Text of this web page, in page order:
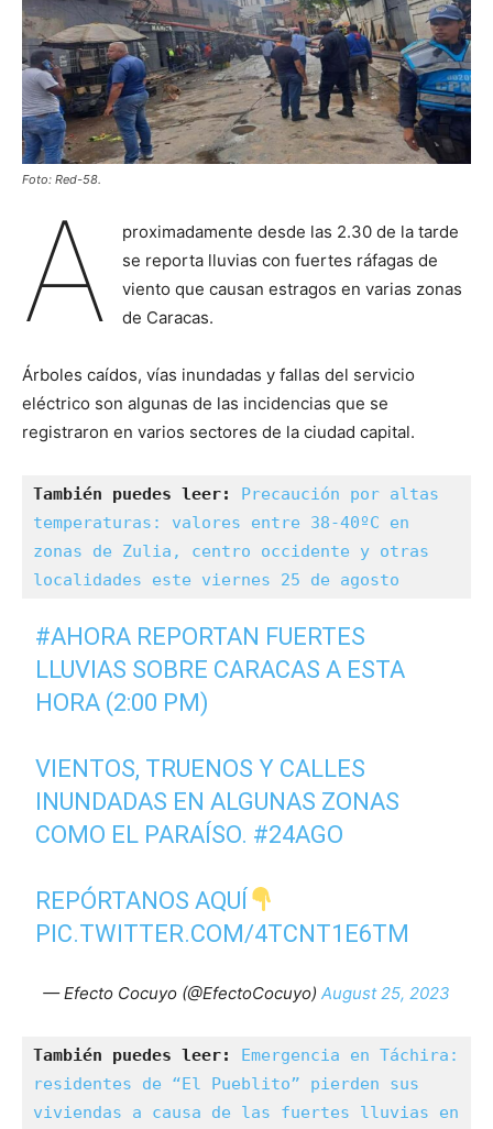
Foto: Red-58.
A
proximadamente desde las 2.30 de la tarde
se reporta lluvias con fuertes ráfagas de
viento que causan estragos en varias zonas
de Caracas.
Árboles caídos, vías inundadas y fallas del servicio
eléctrico son algunas de las incidencias que se
registraron en varios sectores de la ciudad capital.
También puedes leer:
Precaución por altas
temperaturas: valores entre 38-40ºC en
zonas de Zulia, centro occidente y otras
localidades este viernes 25 de agosto
#AHORA REPORTAN FUERTES
LLUVIAS SOBRE CARACAS A ESTA
HORA (2:00 PM)
VIENTOS, TRUENOS Y CALLES
INUNDADAS EN ALGUNAS ZONAS
COMO EL PARAÍSO. #24AGO
REPÓRTANOS AQUÍ
PIC.TWITTER.COM/4TCNT1E6TM
— Efecto Cocuyo (@EfectoCocuyo) August 25, 2023
También puedes leer:
Emergencia en Táchira:
residentes de “El Pueblito” pierden sus
viviendas a causa de las fuertes lluvias en